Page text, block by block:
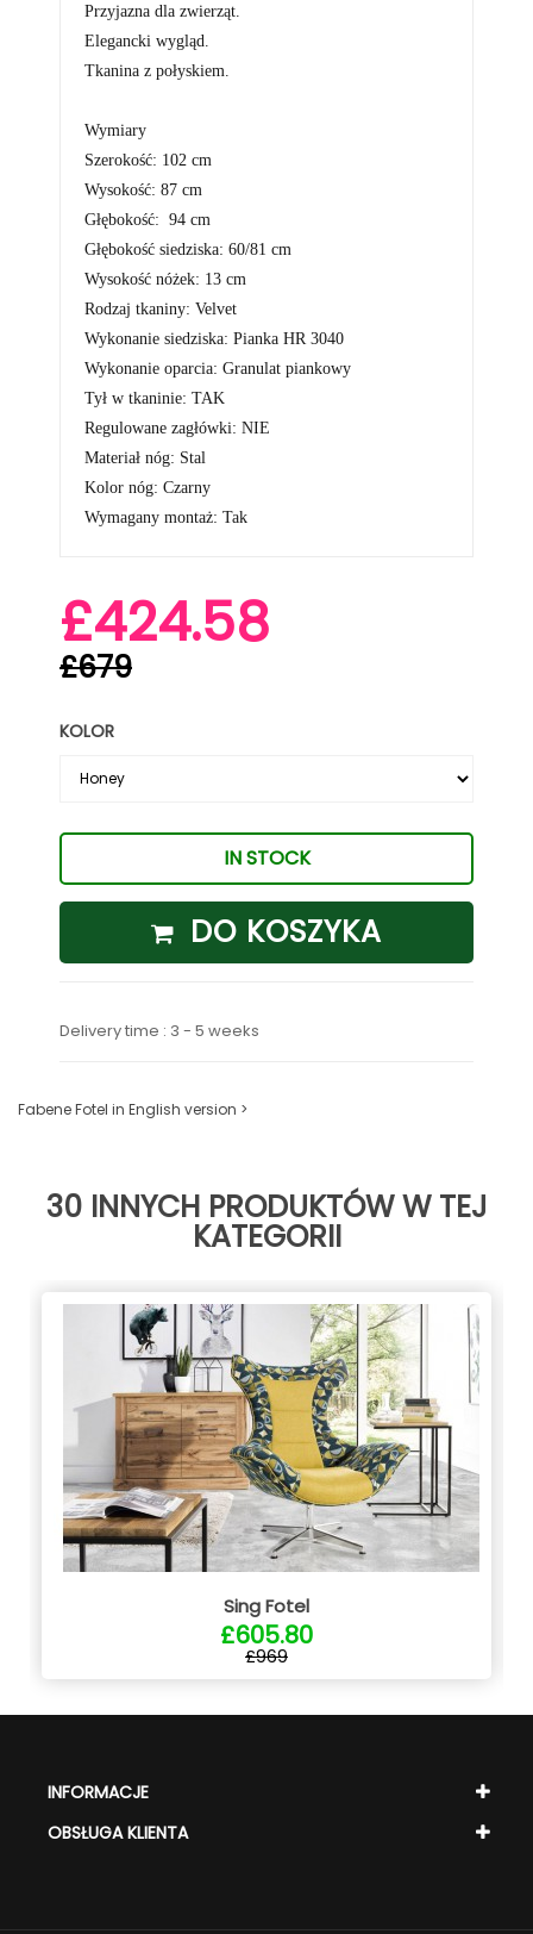
Przyjazna dla zwierząt
Elegancki wygląd
Tkanina z połyskiem
Wymiary
Szerokość: 102 cm
Wysokość: 87 cm
Głębokość: 94 cm
Głębokość siedziska: 60/81 cm
Wysokość nóżek: 13 cm
Rodzaj tkaniny: Velvet
Wykonanie siedziska: Pianka HR 3040
Wykonanie oparcia: Granulat piankowy
Tył w tkaninie: TAK
Regulowane zagłówki: NIE
Materiał nóg: Stal
Kolor nóg: Czarny
Wymagany montaż: Tak
£424.58
£679
KOLOR
IN STOCK
DO KOSZYKA
Delivery time : 3 - 5 weeks
Fabene Fotel in English version >
30 INNYCH PRODUKTÓW W TEJ
KATEGORII
Sing Fotel
£605.80
£969
INFORMACJE
OBSŁUGA KLIENTA